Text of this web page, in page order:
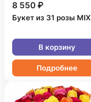
8 550 ₽
Букет из 31 розы MIX
В корзину
Подробнее